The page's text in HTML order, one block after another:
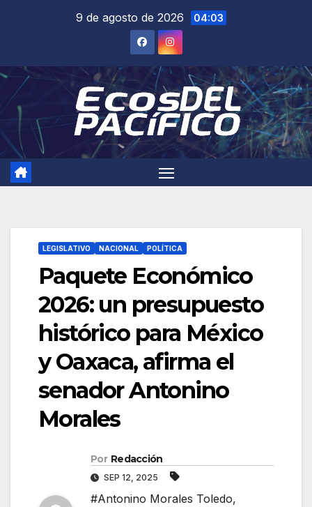
9 de agosto de 2026 04:03
LEGISLATIVO NACIONAL POLÍTICA
Paquete Económico
2026: un presupuesto
histórico para México
y Oaxaca, afirma el
senador Antonino
Morales
Por Redacción
SEP 12, 2025
#Antonino Morales Toledo,